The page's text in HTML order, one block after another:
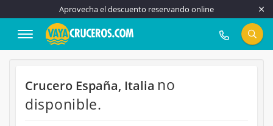
Aprovecha el descuento reservando online
917 815 555
Crucero España, Italia no
disponible.